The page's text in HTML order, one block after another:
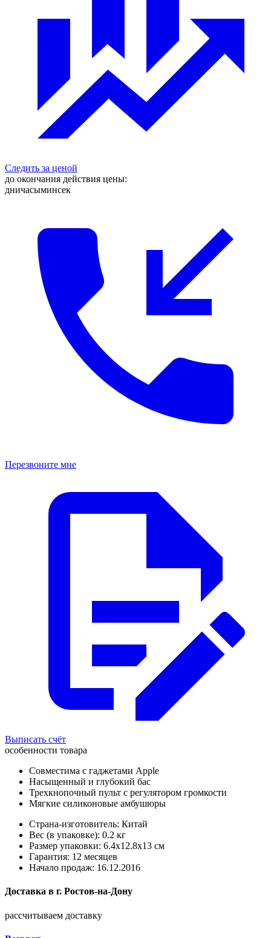
Следить за ценой
до окончания действия цены:
дничасыминсек
Перезвоните мне
Выписать счёт
особенности товара
Совместима с гаджетами Apple
Насыщенный и глубокий бас
Трехкнопочный пульт с регулятором громкости
Мягкие силиконовые амбушюры
Страна-изготовитель: Китай
Вес (в упаковке): 0.2 кг
Размер упаковки: 6.4x12.8x13 см
Гарантия: 12 месяцев
Начало продаж: 16.12.2016
Доставка в г. Ростов-на-Дону
рассчитываем доставку